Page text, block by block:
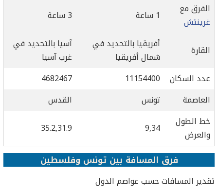
الفرق مع
غرينتش
1 ساعة 3 ساعة
القارة
أفريقيا بالتحديد في
شمال أفريقيا
آسيا بالتحديد في
غرب آسيا
عدد السكان
11154400
4682467
العاصمة
تونس
القدس
خط الطول
والعرض
9,34
35.2,31.9
فرق المسافة بين تونس وفلسطين
تقدير المسافات حسب عواصم الدول